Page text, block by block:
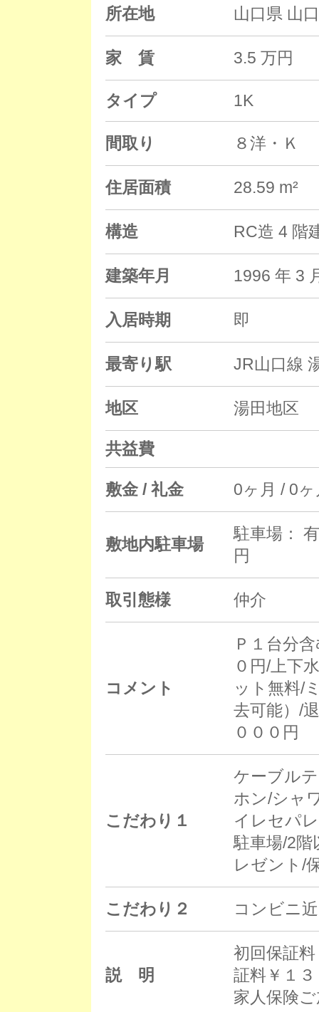
所在地 山口県 山
家 賃 3.5 万円
タイプ 1K
間取り ８洋・Ｋ
住居面積 28.59 m²
構造 RC造 4
建築年月 1996 年
入居時期 即
最寄り駅 JR山口線
地区 湯田地区
共益費
敷金 / 礼金 0ヶ月 / 0ヶ
敷地内駐車場
駐車場：
円
取引態様 仲介
コメント
Ｐ１台分
０円/上下
ット無料/
去可能）/
０００円
こだわり１
ケーブル
ホン/シャ
イレセパ
駐車場/2階
レゼント/
こだわり２ コンビニ
説 明
初回保証
証料￥１
家人保険